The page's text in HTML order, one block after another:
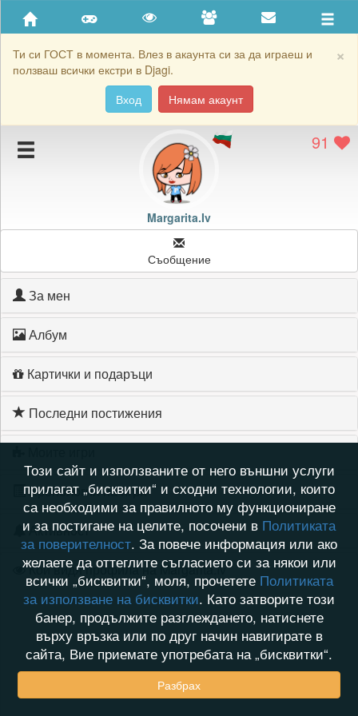
×
Ти си ГОСТ в момента. Влез в акаунта си за да играеш и
ползваш всички екстри в Djagi.
Вход
Нямам акаунт
Приятели
Хронология на игри
Подаръците на Margarita.Iv
Картичките на Margarita.Iv
Блокирай Margarita.Iv
91
Margarita.Iv
Съобщение
За мен
Албум
Картички и подаръци
Последни постижения
Хронология на игри
Активност
Кой видя профила на Margarita.Iv
Този сайт и използваните от него външни услуги
прилагат „бисквитки“ и сходни технологии, които
са необходими за правилното му функциониране
и за постигане на целите, посочени в Политиката
за поверителност. За повече информация или ако
желаете да оттеглите съгласието си за някои или
всички „бисквитки“, моля, прочетете Политиката
за използване на бисквитки. Като затворите този
банер, продължите разглеждането, натиснете
върху връзка или по друг начин навигирате в
сайта, Вие приемате употребата на „бисквитки“.
Разбрах